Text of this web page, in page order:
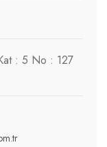
: 5 No : 127